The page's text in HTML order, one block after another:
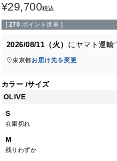
¥29,700税込
[ 270 ポイント進呈 ]
2026/08/11（火） にヤマト運輸
東京都お届け先を変更
カラー サイズ
OLIVE
S
在庫切れ
M
残りわずか